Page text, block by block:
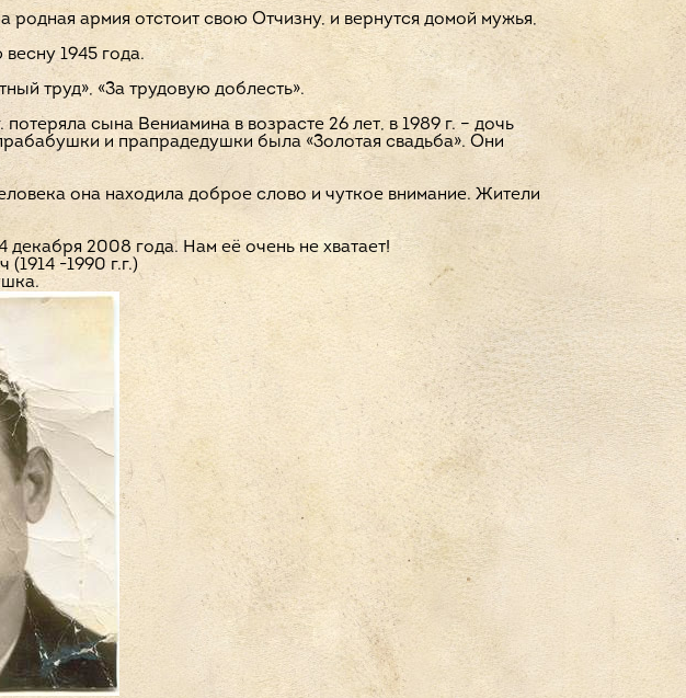
армия отстоит свою Отчизну, и вернутся домой мужья,
1945 года.
труд», «За трудовую доблесть».
сына Вениамина в возрасте 26 лет, в 1989 г. – дочь
и прапрадедушки была «Золотая свадьба». Они
она находила доброе слово и чуткое внимание. Жители
2008 года. Нам её очень не хватает!
(1914 -1990 г.г.)